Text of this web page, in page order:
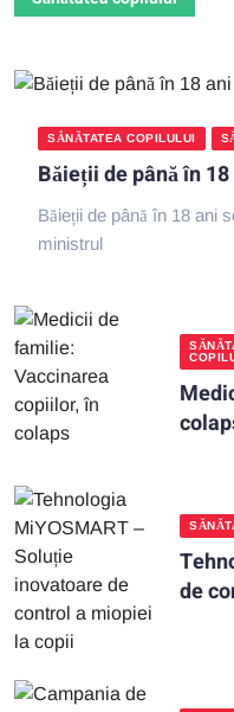
SĂNĂTATEA COPILULUI
Băieții de până în
Băieții de până în 18 ani
ministrul
de